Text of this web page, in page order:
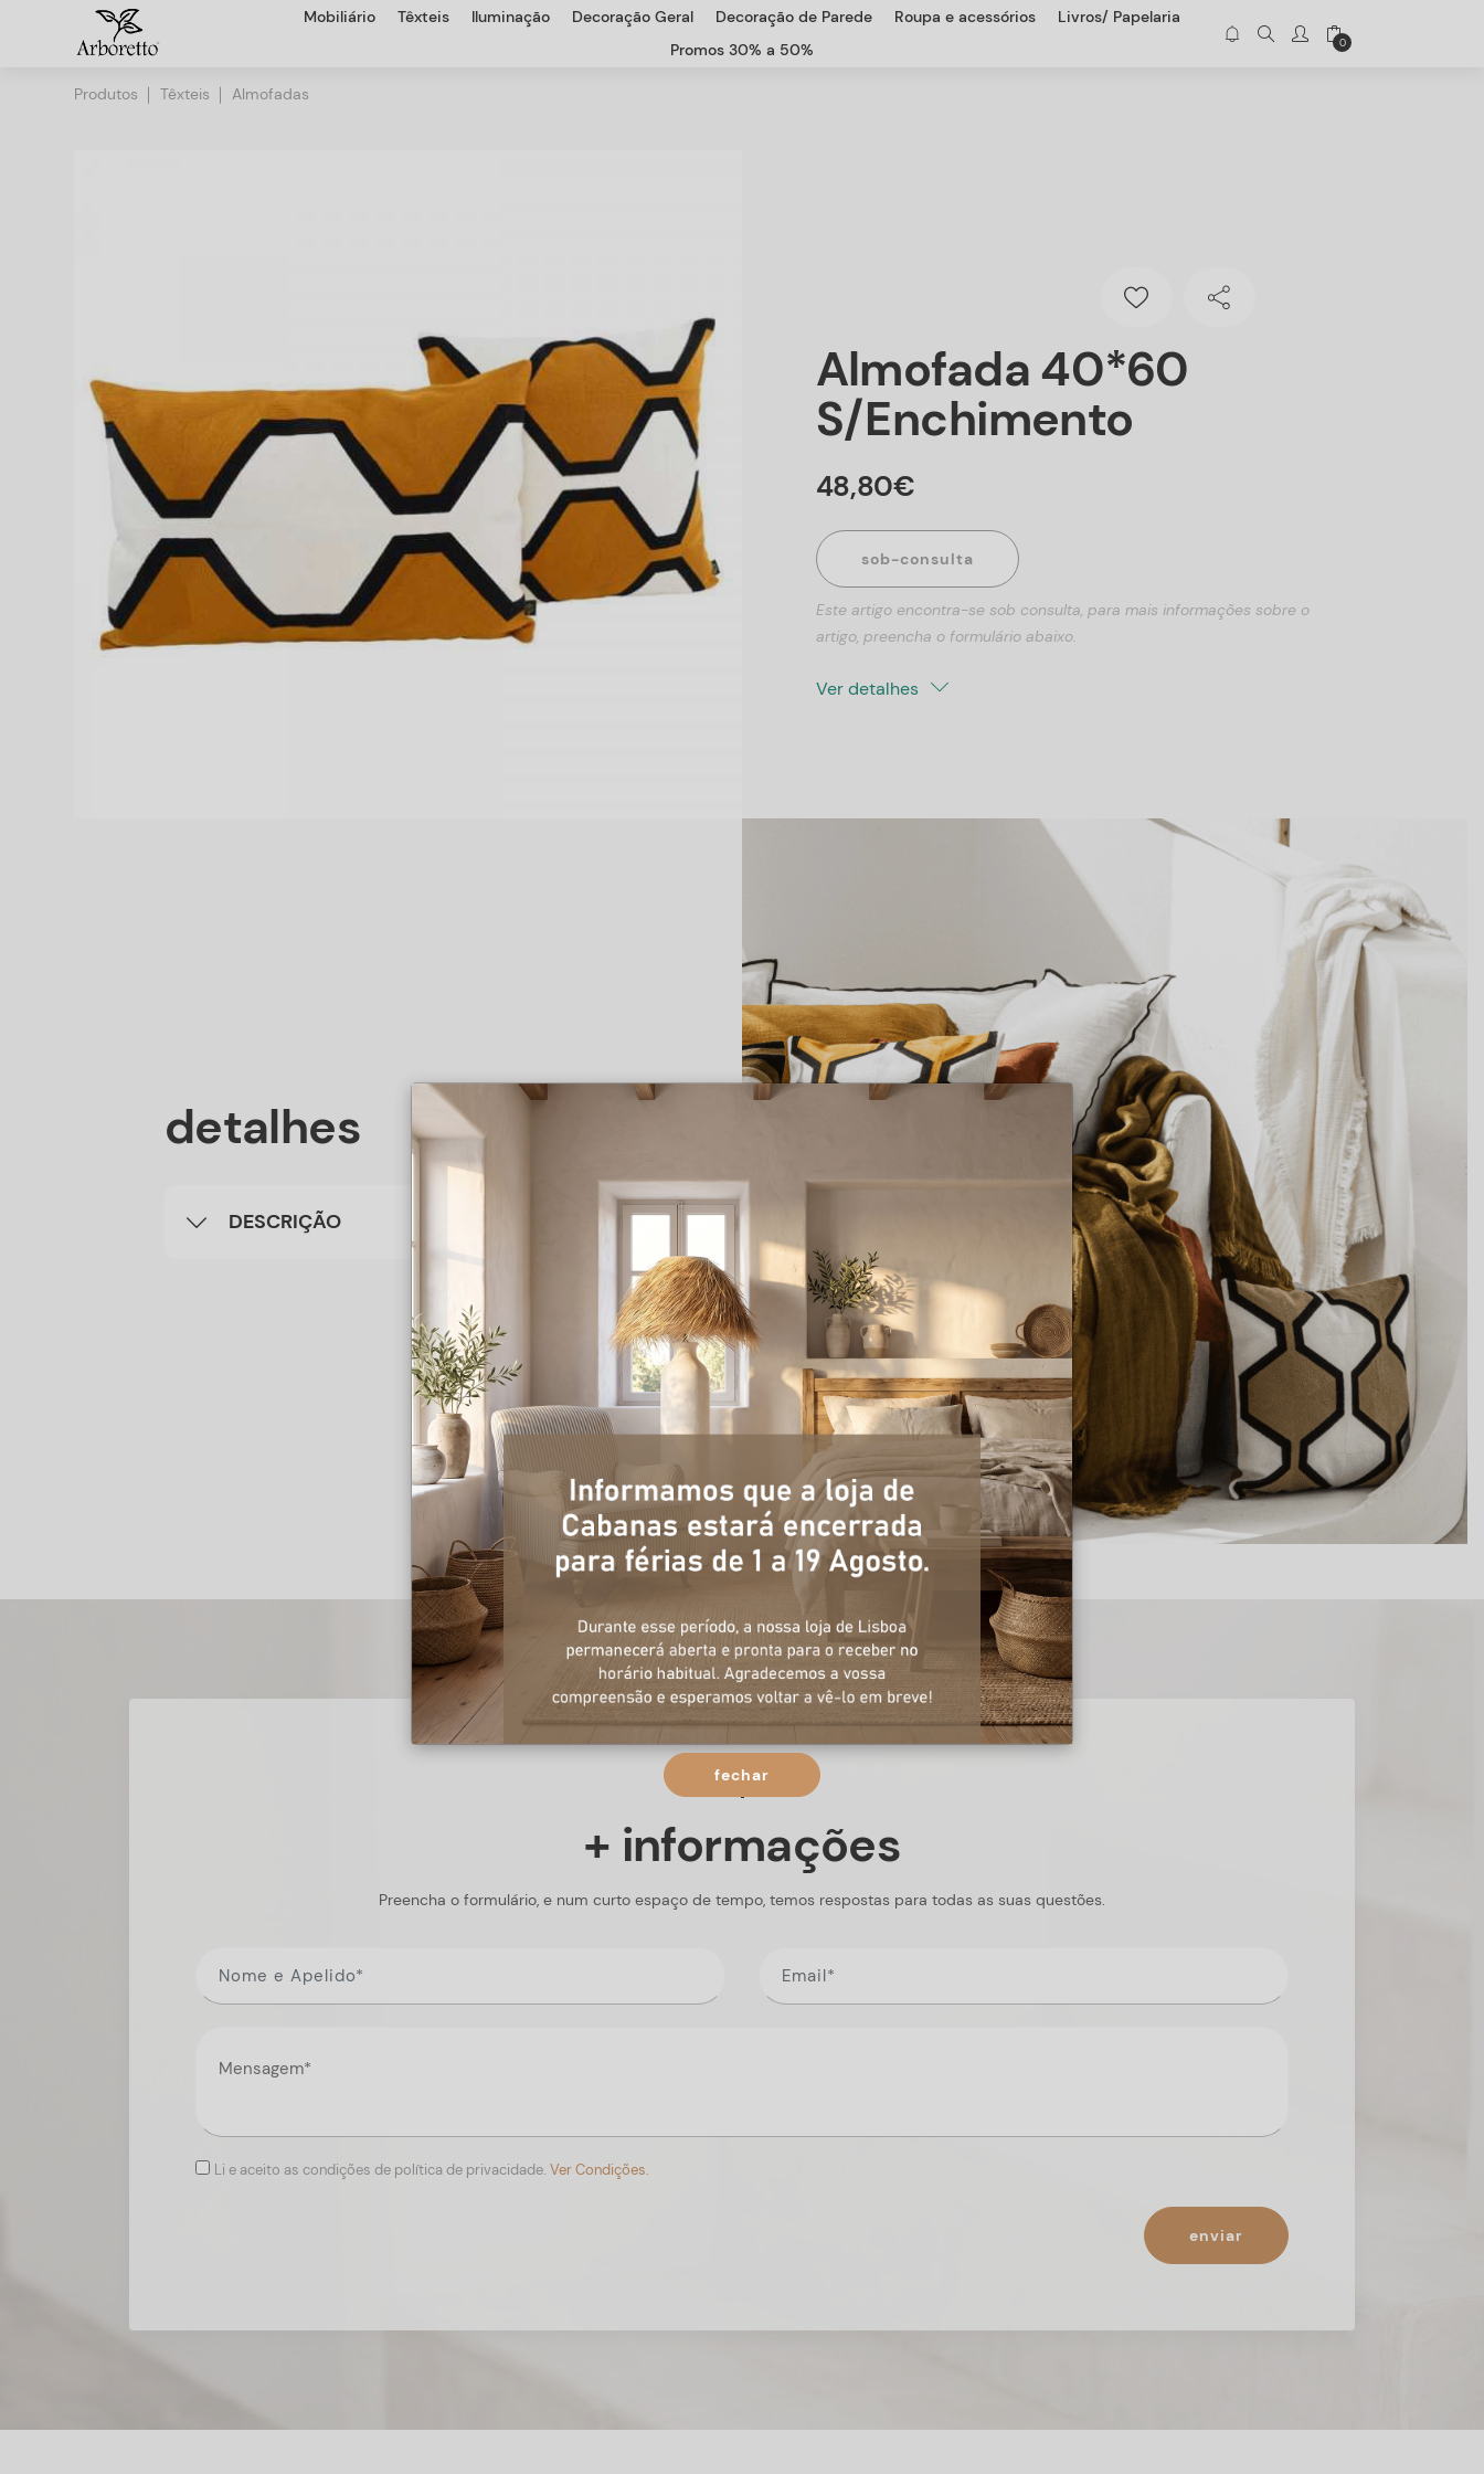
Mobiliário Têxteis Iluminação Decoração Geral Decoração de Parede Roupa e acessórios
Livros/ Papelaria
Promos 30% a 50%
0
Produtos Têxteis Almofadas
Almofada 40*60
S/enchimento
48,80€
sob-consulta
Este artigo encontra-se sob consulta, para mais informações sobre o
artigo, preencha o formulário abaixo.
Ver detalhes
detalhes
DESCRIÇÃO
+ informações
Preencha o formulário, e num curto espaço de tempo, temos respostas para todas as suas questões.
Li e aceito as condições de política de privacidade. Ver Condições.
enviar
fechar